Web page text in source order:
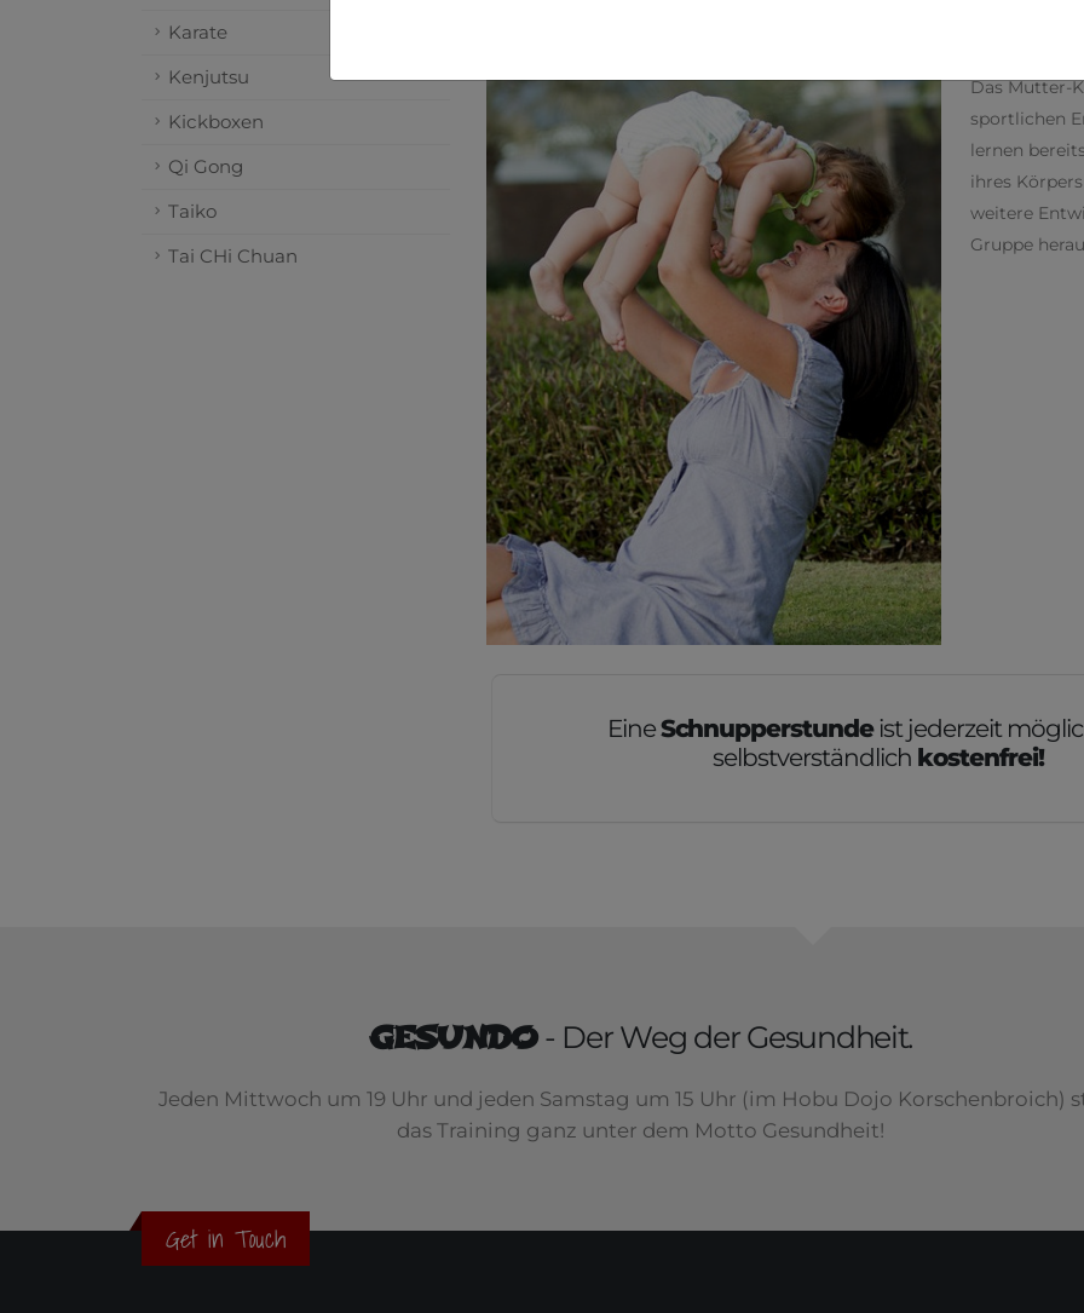
Karate
Kenjutsu
Kickboxen
Qi Gong
Taiko
Tai CHi Chuan
Das Eltern-Kind-Turnen bildet die Grundlage der
Das Mutter-
sportlichen
lernen
ihres
weitere
Gruppe
EineSchnupperstundeist jederzeit
selbstverständlich kostenfrei!
GESUNDO- Der Weg der Gesundheit.
Jeden Mittwoch um 19 Uhr und jeden Samstag um 15 Uhr (im Hobu Dojo Korschenbroich)
das Training ganz unter dem Motto Gesundheit!
Get in Touch